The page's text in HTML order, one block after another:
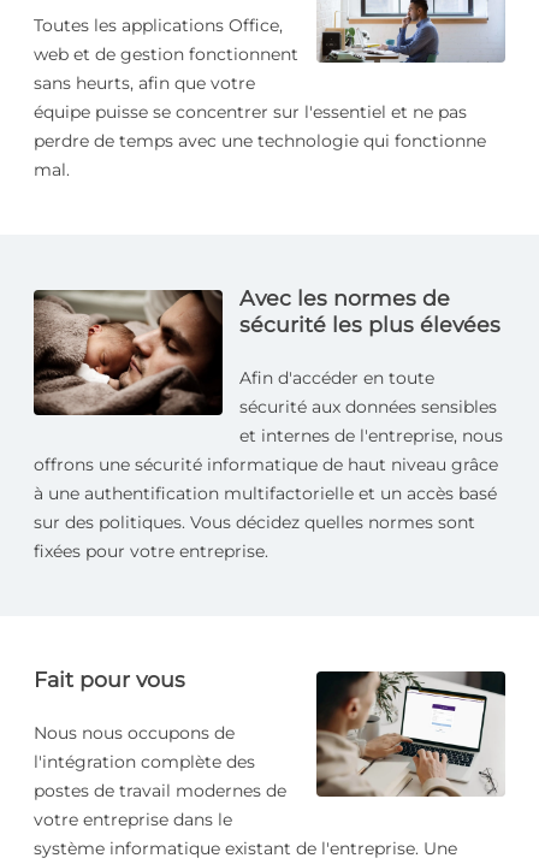
Toutes les applications Office,
web et de gestion fonctionnent
sans heurts, afin que votre
équipe puisse se concentrer sur l'essentiel et ne pas
perdre de temps avec une technologie qui fonctionne
mal.
Avec les normes de
sécurité­ les plus élevées
Afin d'accéder en toute
sécurité aux données sensibles
et internes de l'entreprise, nous
offrons une sécurité informatique de haut niveau grâce
à une authentification multifactorielle et un accès basé
sur des politiques. Vous décidez quelles normes sont
fixées pour votre entreprise.
Fait pour vous
Nous nous occupons de
l'intégration complète des
postes de travail modernes de
votre entreprise dans le
système informatique existant de l'entreprise. Une